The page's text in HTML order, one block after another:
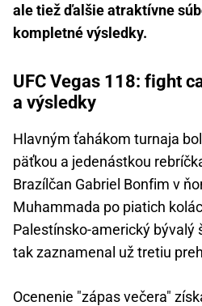
ale tiež ďalšie atraktívne
kompletné výsledky.
UFC Vegas 118: fight
a výsledky
Hlavným ťahákom turnaja
päťkou a jedenástkou
Brazílčan Gabriel Bonfim v
Muhammada po piatich
Palestínsko-americký bývalý
tak zaznamenal už tretiu
Ocenenie "zápas večera"